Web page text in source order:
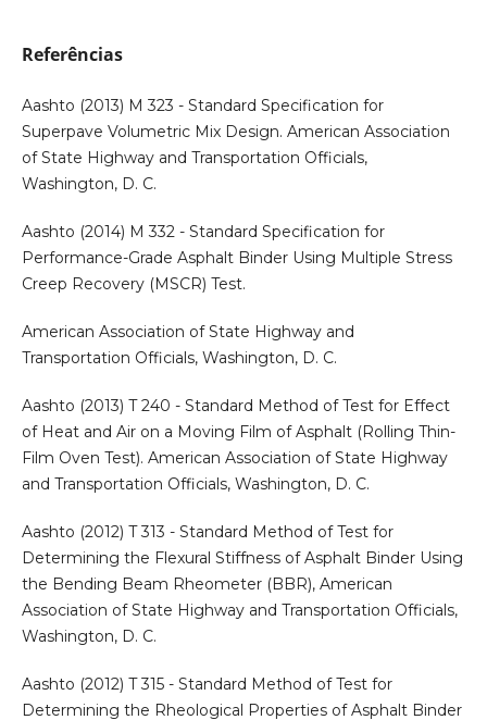
Referências
Aashto (2013) M 323 - Standard Specification for
Superpave Volumetric Mix Design. American Association
of State Highway and Transportation Officials,
Washington, D. C.
Aashto (2014) M 332 - Standard Specification for
Performance-Grade Asphalt Binder Using Multiple Stress
Creep Recovery (MSCR) Test.
American Association of State Highway and
Transportation Officials, Washington, D. C.
Aashto (2013) T 240 - Standard Method of Test for Effect
of Heat and Air on a Moving Film of Asphalt (Rolling Thin-
Film Oven Test). American Association of State Highway
and Transportation Officials, Washington, D. C.
Aashto (2012) T 313 - Standard Method of Test for
Determining the Flexural Stiffness of Asphalt Binder Using
the Bending Beam Rheometer (BBR), American
Association of State Highway and Transportation Officials,
Washington, D. C.
Aashto (2012) T 315 - Standard Method of Test for
Determining the Rheological Properties of Asphalt Binder